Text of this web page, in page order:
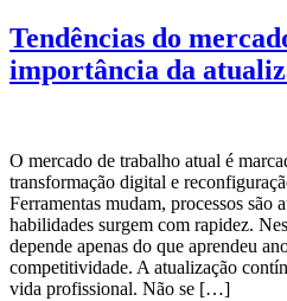
Tendências do
importância da
O mercado de trabalho atual é
transformação digital e
Ferramentas mudam, processos são
habilidades surgem com rapidez.
depende apenas do que aprendeu
competitividade. A atualização
vida profissional. Não se […]